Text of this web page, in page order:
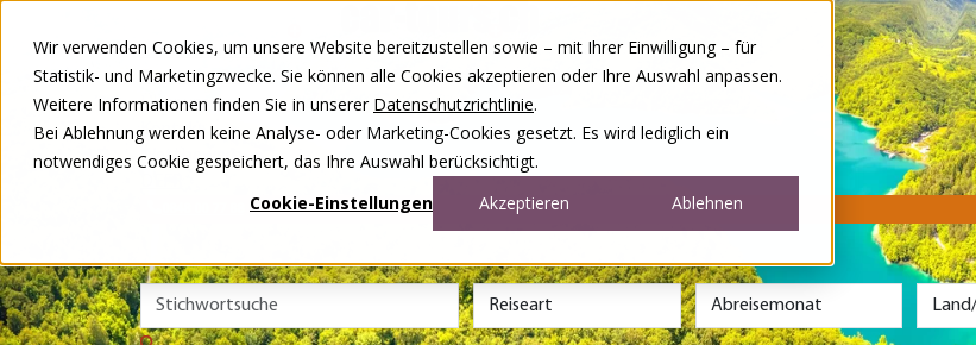
Wir verwenden Cookies, um unsere Website bereitzustellen sowie – mit Ihrer Einwilligung – für
Statistik- und Marketingzwecke. Sie können alle Cookies akzeptieren oder Ihre Auswahl anpassen.
Weitere Informationen finden Sie in unserer Datenschutzrichtlinie.
Bei Ablehnung werden keine Analyse- oder Marketing-Cookies gesetzt. Es wird lediglich ein
notwendiges Cookie gespeichert, das Ihre Auswahl berücksichtigt.
Cookie-Einstellungen
Akzeptieren Ablehnen
Unsere Reisen
Rund ums Reisen
Über uns
Kontakt
Wettbewerb